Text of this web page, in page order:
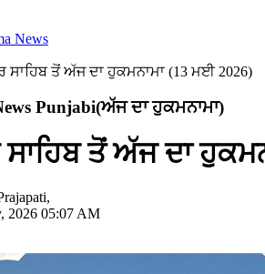
News
ਸਾਹਿਬ ਤੋਂ ਅੱਜ ਦਾ ਹੁਕਮਨਾਮਾ (13 ਮਈ 2026)
Punjabi(ਅੱਜ ਦਾ ਹੁਕਮਨਾਮਾ)
ਤੋਂ ਅੱਜ ਦਾ
2026 05:07 AM